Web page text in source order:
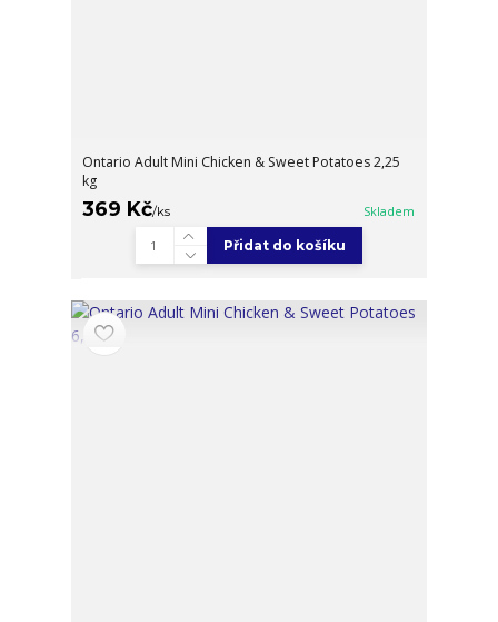
Ontario Adult Mini Chicken & Sweet Potatoes 2,25
kg
369 Kč/ks Skladem
Přidat do košíku